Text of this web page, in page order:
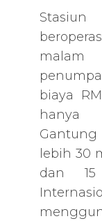
malam
biaya
hanya
Gantung
lebih 30
dan